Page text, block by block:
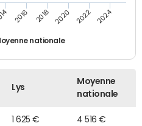
nationale
2016 2018 2020 2022 2024
Lys
Moyenne
nationale
1 625 € 4 516 €